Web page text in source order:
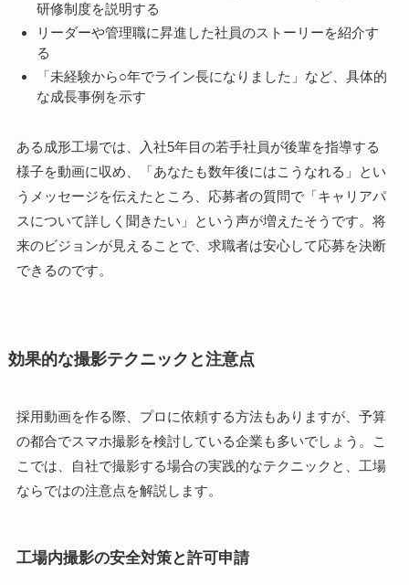
研修制度を説明する
リーダーや管理職に昇進した社員のストーリーを紹介す
る
「未経験から○年でライン長になりました」など、具体的
な成長事例を示す
ある成形工場では、入社5年目の若手社員が後輩を指導する
様子を動画に収め、「あなたも数年後にはこうなれる」とい
うメッセージを伝えたところ、応募者の質問で「キャリアパ
スについて詳しく聞きたい」という声が増えたそうです。将
来のビジョンが見えることで、求職者は安心して応募を決断
できるのです。
効果的な撮影テクニックと注意点
採用動画を作る際、プロに依頼する方法もありますが、予算
の都合でスマホ撮影を検討している企業も多いでしょう。こ
こでは、自社で撮影する場合の実践的なテクニックと、工場
ならではの注意点を解説します。
工場内撮影の安全対策と許可申請